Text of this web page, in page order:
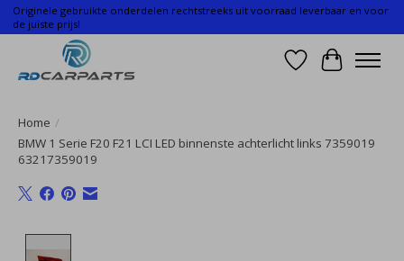
Originele gebruikte onderdelen rechtstreeks uit voorraad leverbaar en voor
de juiste prijs!
Verlanglijst
Home /
BMW 1 Serie F20 F21 LCI LED binnenste achterlicht links 7359019
63217359019